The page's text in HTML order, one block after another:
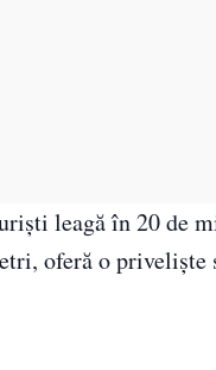
leagă în 20 de
oferă o